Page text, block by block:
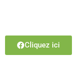
Cliquez ici